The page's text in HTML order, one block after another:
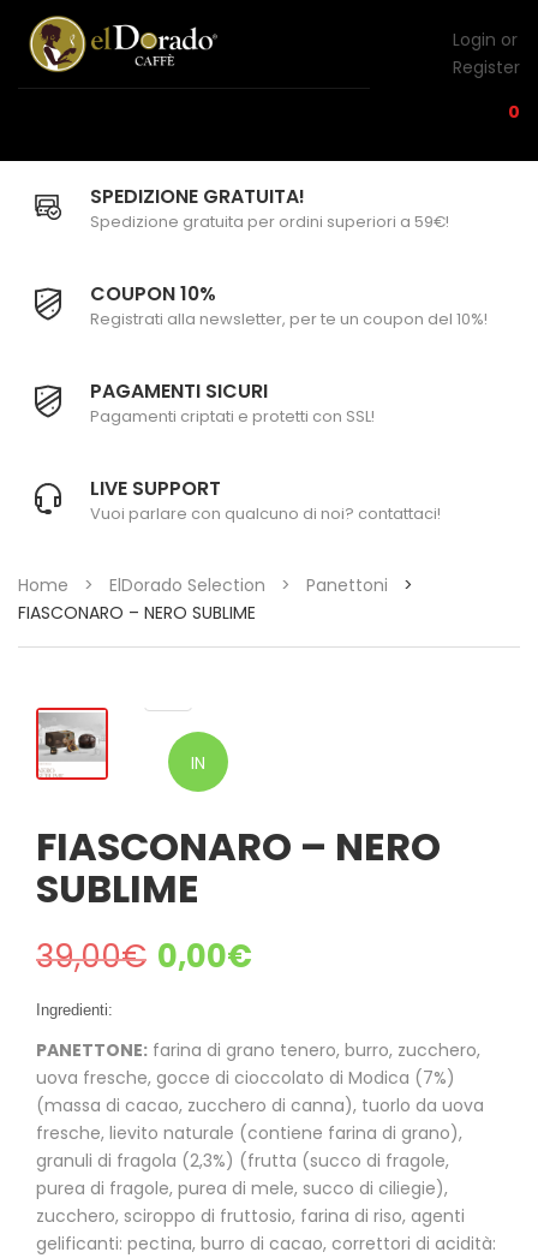
Login or
Register
0
SPEDIZIONE GRATUITA!
Spedizione gratuita per ordini superiori a 59€!
COUPON 10%
Registrati alla newsletter, per te un coupon del 10%!
PAGAMENTI SICURI
Pagamenti criptati e protetti con SSL!
LIVE SUPPORT
Vuoi parlare con qualcuno di noi? contattaci!
Home > ElDorado Selection > Panettoni
>
FIASCONARO – NERO SUBLIME
IN
FIASCONARO – NERO
SUBLIME
39,00€ 0,00€
Ingredienti:
PANETTONE: farina di grano tenero, burro, zucchero,
uova fresche, gocce di cioccolato di Modica (7%)
(massa di cacao, zucchero di canna), tuorlo da uova
fresche, lievito naturale (contiene farina di grano),
granuli di fragola (2,3%) (frutta (succo di fragole,
purea di fragole, purea di mele, succo di ciliegie),
zucchero, sciroppo di fruttosio, farina di riso, agenti
gelificanti: pectina, burro di cacao, correttori di acidità: